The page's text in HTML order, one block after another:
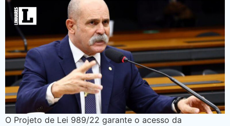
O Projeto de Lei 989/22 garante o acesso da